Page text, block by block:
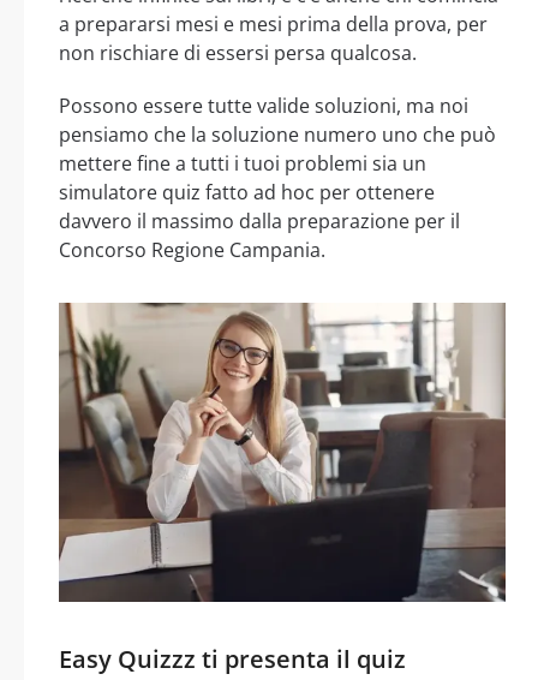
a prepararsi mesi e mesi prima della prova, per
non rischiare di essersi persa qualcosa.
Possono essere tutte valide soluzioni, ma noi
pensiamo che la soluzione numero uno che può
mettere fine a tutti i tuoi problemi sia un
simulatore quiz fatto ad hoc per ottenere
davvero il massimo dalla preparazione per il
Concorso Regione Campania.
Easy Quizzz ti presenta il quiz